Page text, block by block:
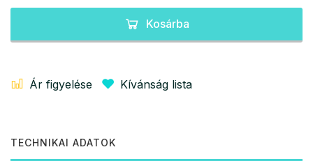
Kosárba
Ár figyelése Kívánság lista
TECHNIKAI ADATOK